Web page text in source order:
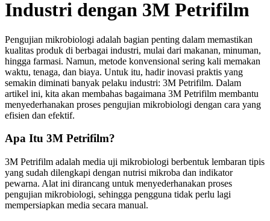
Industri dengan 3M Petrifilm
Pengujian mikrobiologi adalah bagian penting dalam memastikan
kualitas produk di berbagai industri, mulai dari makanan, minuman,
hingga farmasi. Namun, metode konvensional sering kali memakan
waktu, tenaga, dan biaya. Untuk itu, hadir inovasi praktis yang
semakin diminati banyak pelaku industri: 3M Petrifilm. Dalam
artikel ini, kita akan membahas bagaimana 3M Petrifilm membantu
menyederhanakan proses pengujian mikrobiologi dengan cara yang
efisien dan efektif.
Apa Itu 3M Petrifilm?
3M Petrifilm adalah media uji mikrobiologi berbentuk lembaran tipis
yang sudah dilengkapi dengan nutrisi mikroba dan indikator
pewarna. Alat ini dirancang untuk menyederhanakan proses
pengujian mikrobiologi, sehingga pengguna tidak perlu lagi
mempersiapkan media secara manual.